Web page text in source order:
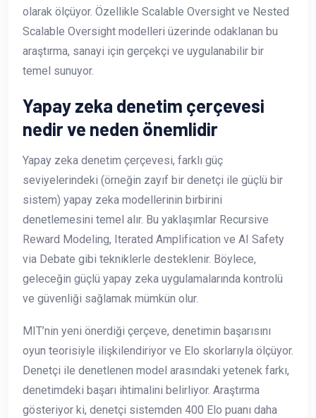
olarak ölçüyor. Özellikle Scalable Oversight ve Nested
Scalable Oversight modelleri üzerinde odaklanan bu
araştırma, sanayi için gerçekçi ve uygulanabilir bir
temel sunuyor.
Yapay zeka denetim çerçevesi
nedir ve neden önemlidir
Yapay zeka denetim çerçevesi, farklı güç
seviyelerindeki (örneğin zayıf bir denetçi ile güçlü bir
sistem) yapay zeka modellerinin birbirini
denetlemesini temel alır. Bu yaklaşımlar Recursive
Reward Modeling, Iterated Amplification ve AI Safety
via Debate gibi tekniklerle desteklenir. Böylece,
geleceğin güçlü yapay zeka uygulamalarında kontrolü
ve güvenliği sağlamak mümkün olur.
MIT’nin yeni önerdiği çerçeve, denetimin başarısını
oyun teorisiyle ilişkilendiriyor ve Elo skorlarıyla ölçüyor.
Denetçi ile denetlenen model arasındaki yetenek farkı,
denetimdeki başarı ihtimalini belirliyor. Araştırma
gösteriyor ki, denetçi sistemden 400 Elo puanı daha